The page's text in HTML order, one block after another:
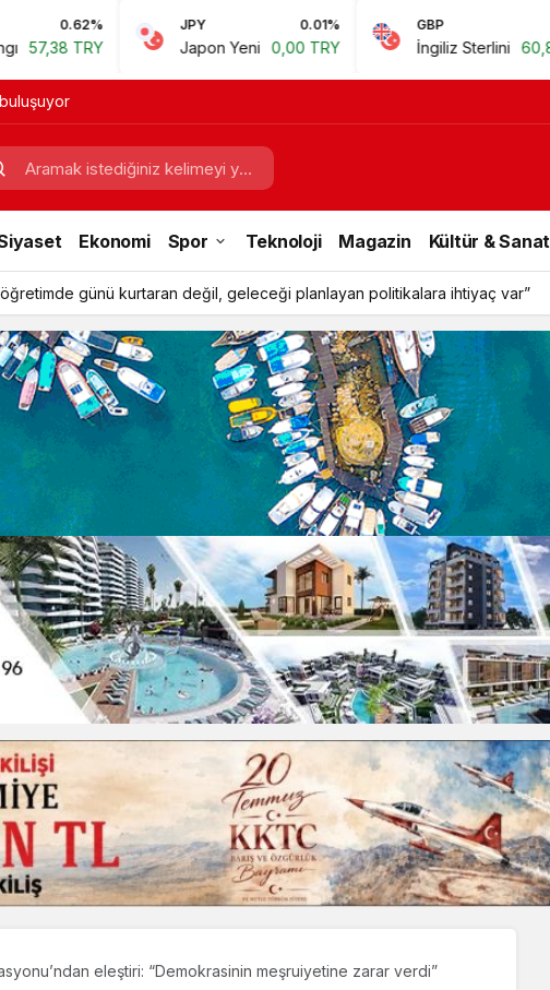
JPY 0.01%
Japon Yeni 0,00 TRY
GBP 0.67%
İngiliz Sterlini 60,81 TRY
Ekonomi Spor Teknoloji Magazin Kültür & Sanat
günü kurtaran değil, geleceği planlayan politikalara ihtiyaç var”
eleştiri: “Demokrasinin meşruiyetine zarar verdi”